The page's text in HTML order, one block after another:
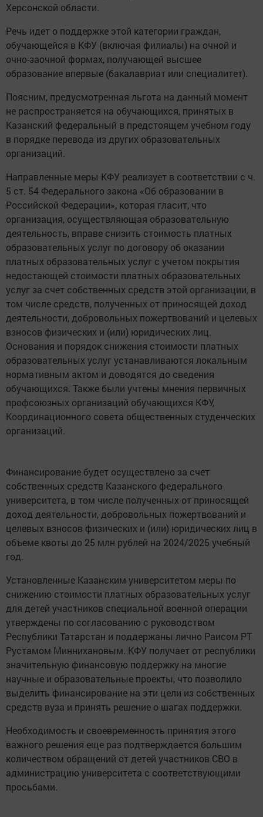
Херсонской области.
Речь идет о поддержке этой категории граждан,
обучающейся в КФУ (включая филиалы) на очной и
очно-заочной формах, получающей высшее
образование впервые (бакалавриат или специалитет).
Поясним, предусмотренная льгота на данный момент
не распространяется на обучающихся, принятых в
Казанский федеральный в предстоящем учебном году
в порядке перевода из других образовательных
организаций.
Направленные меры КФУ реализует в соответствии с ч.
5 ст. 54 Федерального закона «Об образовании в
Российской Федерации», которая гласит, что
организация, осуществляющая образовательную
деятельность, вправе снизить стоимость платных
образовательных услуг по договору об оказании
платных образовательных услуг с учетом покрытия
недостающей стоимости платных образовательных
услуг за счет собственных средств этой организации, в
том числе средств, полученных от приносящей доход
деятельности, добровольных пожертвований и целевых
взносов физических и (или) юридических лиц.
Основания и порядок снижения стоимости платных
образовательных услуг устанавливаются локальным
нормативным актом и доводятся до сведения
обучающихся. Также были учтены мнения первичных
профсоюзных организаций обучающихся КФУ,
Координационного совета общественных студенческих
организаций.
Финансирование будет осуществлено за счет
собственных средств Казанского федерального
университета, в том числе полученных от приносящей
доход деятельности, добровольных пожертвований и
целевых взносов физических и (или) юридических лиц в
объеме квоты до 25 млн рублей на 2024/2025 учебный
год.
Установленные Казанским университетом меры по
снижению стоимости платных образовательных услуг
для детей участников специальной военной операции
утверждены по согласованию с руководством
Республики Татарстан и поддержаны лично Раисом РТ
Рустамом Миннихановым. КФУ получает от республики
значительную финансовую поддержку на многие
научные и образовательные проекты, что позволило
выделить финансирование на эти цели из собственных
средств вуза и принять решение о шагах поддержки.
Необходимость и своевременность принятия этого
важного решения еще раз подтверждается большим
количеством обращений от детей участников СВО в
администрацию университета с соответствующими
просьбами.